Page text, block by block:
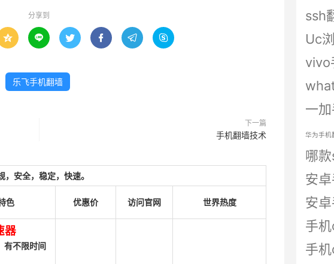
分享到
     
乐飞手机翻墙
下一篇
手机翻墙技术
，安全，稳定，快速。
色 优惠价 访问官网 世界热度
器
有不限时间
ssh
Uc
vivo
一
华为手机
哪
安
安
手
手